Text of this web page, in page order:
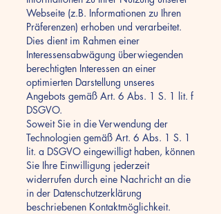
Webseite (z.B. Informationen zu Ihren
Präferenzen) erhoben und verarbeitet.
Dies dient im Rahmen einer
Interessensabwägung überwiegenden
berechtigten Interessen an einer
optimierten Darstellung unseres
Angebots gemäß Art. 6 Abs. 1 S. 1 lit. f
DSGVO.
Soweit Sie in die Verwendung der
Technologien gemäß Art. 6 Abs. 1 S. 1
lit. a DSGVO eingewilligt haben, können
Sie Ihre Einwilligung jederzeit
widerrufen durch eine Nachricht an die
in der Datenschutzerklärung
beschriebenen Kontaktmöglichkeit.